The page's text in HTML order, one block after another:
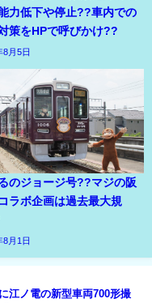
力低下や停止??車内での
策をHPで呼びかけ??
8月5日
のジョージ号??マジの阪
ラボ企画は過去最大規
8月1日
江ノ電の新型車両700形撮